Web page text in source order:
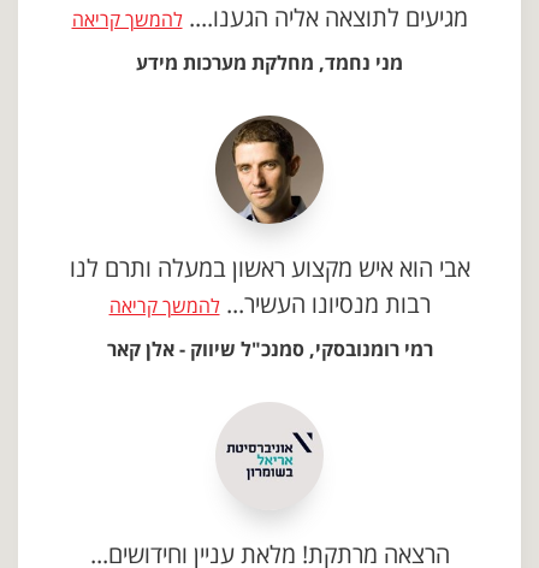
מגיעים לתוצאה אליה הגענו....להמשך קריאה
מני נחמד, מחלקת מערכות מידע
אבי הוא איש מקצוע ראשון במעלה ותרם לנו
רבות מנסיונו העשיר...להמשך קריאה
רמי רומנובסקי, סמנכ"ל שיווק - אלן קאר
הרצאה מרתקת! מלאת עניין וחידושים...